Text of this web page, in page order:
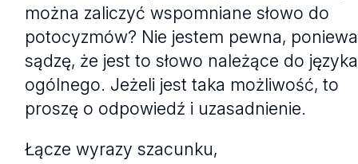
można zaliczyć wspomniane słowo do
potocyzmów? Nie jestem pewna,
sądzę, że jest to słowo należące do języka
ogólnego. Jeżeli jest taka możliwość, to
proszę o odpowiedź i uzasadnienie.
Łącze wyrazy szacunku,